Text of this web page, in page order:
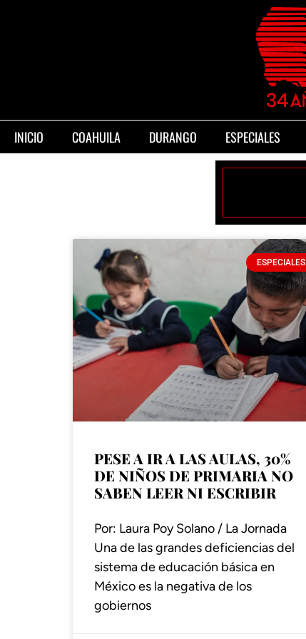
INICIO COAHUILA DURANGO ESPECIALES
ESPECIALES
PESE A IR A LAS AULAS, 30%
DE NIÑOS DE PRIMARIA NO
SABEN LEER NI ESCRIBIR
Por: Laura Poy Solano / La Jornada
Una de las grandes deficiencias del
sistema de educación básica en
México es la negativa de los
gobiernos